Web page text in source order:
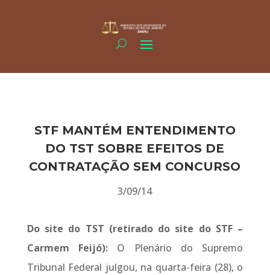
STF MANTÉM ENTENDIMENTO
DO TST SOBRE EFEITOS DE
CONTRATAÇÃO SEM CONCURSO
3/09/14
Do site do TST (retirado do site do STF –
Carmem Feijó): O Plenário do Supremo
Tribunal Federal julgou, na quarta-feira (28), o